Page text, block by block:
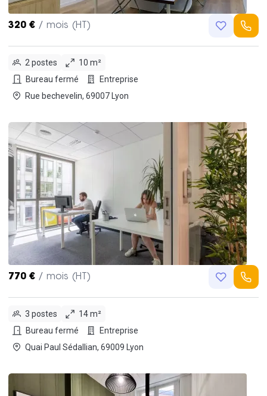
320 € / mois (HT)
2 postes
10 m²
Bureau fermé
Entreprise
Rue bechevelin, 69007 Lyon
770 € / mois (HT)
3 postes
14 m²
Bureau fermé
Entreprise
Quai Paul Sédallian, 69009 Lyon